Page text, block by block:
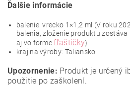
Ďalšie informácie
balenie: vrecko 1×1,2 ml (V roku
balenia, zloženie produktu
aj vo formefľaštičky)
krajina výroby: Taliansko
Upozornenie: Produkt je určený
použitie po zaškolení.